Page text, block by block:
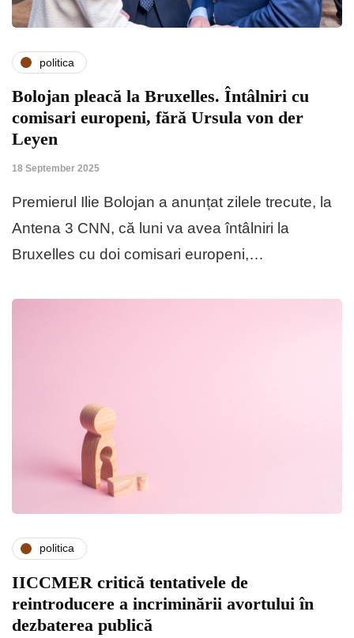
politica
Bolojan pleacă la Bruxelles. Întâlniri cu
comisari europeni, fără Ursula von der
Leyen
18 September 2025
Premierul Ilie Bolojan a anunțat zilele trecute, la
Antena 3 CNN, că luni va avea întâlniri la
Bruxelles cu doi comisari europeni,…
politica
IICCMER critică tentativele de
reintroducere a incriminării avortului în
dezbaterea publică